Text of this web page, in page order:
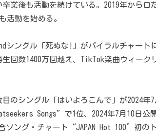
業後も活動を続けている。2019年から
活動を始める。
シングル「死ぬな!」がバイラルチャート
生回数1400万回越え、TikTok楽曲ウィーク
のシングル「はいよろこんで」が2024年
Songs”で1位、2024年7月10日公
ソング・チャート“JAPAN Hot 100”初の